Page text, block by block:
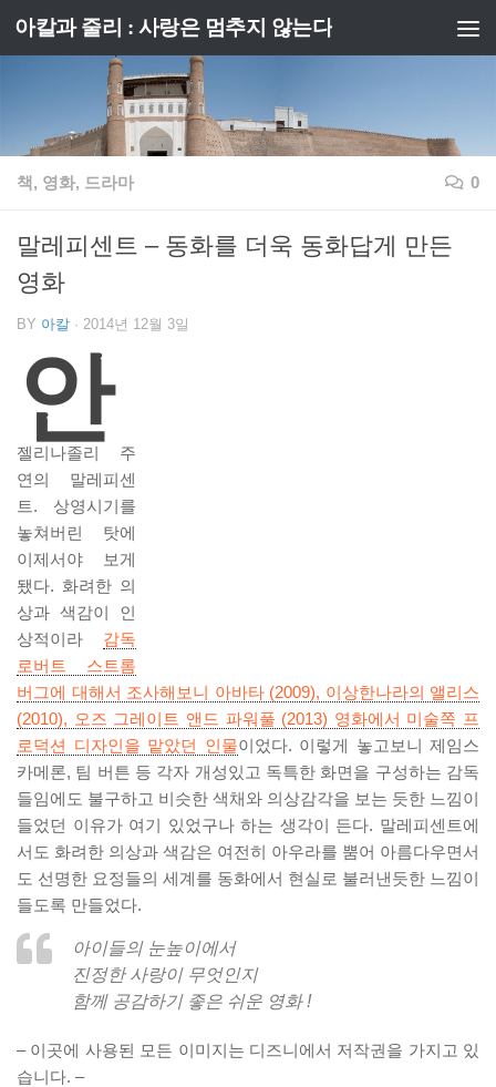
Skip to content
아칼과 줄리 : 사랑은 멈추지 않는다
책, 영화, 드라마 0
말레피센트 – 동화를 더욱 동화답게 만든
영화
BY 아칼 · 2014년 12월 3일
안
젤리나졸리 주
연의 말레피센
트. 상영시기를
놓쳐버린 탓에
이제서야 보게
됐다. 화려한 의
상과 색감이 인
상적이라 감독
로버트 스트롬
버그에 대해서 조사해보니 아바타 (2009), 이상한나라의 앨리스
(2010), 오즈 그레이트 앤드 파워풀 (2013) 영화에서 미술쪽 프
로덕션 디자인을 맡았던 인물이었다. 이렇게 놓고보니 제임스
카메론, 팀 버튼 등 각자 개성있고 독특한 화면을 구성하는 감독
들임에도 불구하고 비슷한 색채와 의상감각을 보는 듯한 느낌이
들었던 이유가 여기 있었구나 하는 생각이 든다. 말레피센트에
서도 화려한 의상과 색감은 여전히 아우라를 뿜어 아름다우면서
도 선명한 요정들의 세계를 동화에서 현실로 불러낸듯한 느낌이
들도록 만들었다.
아이들의 눈높이에서
진정한 사랑이 무엇인지
함께 공감하기 좋은 쉬운 영화 !
– 이곳에 사용된 모든 이미지는 디즈니에서 저작권을 가지고 있
습니다. –